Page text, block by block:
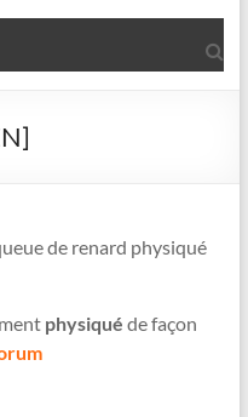
de renard physiqué
physiqué de façon